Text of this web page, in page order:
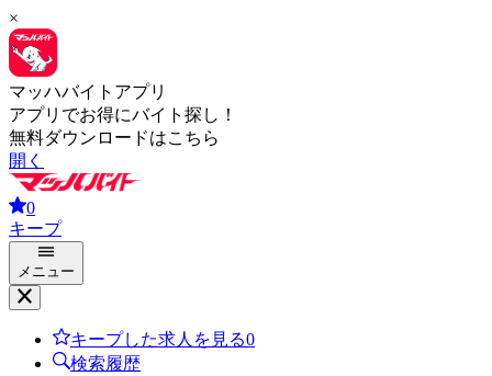
×
マッハバイトアプリ
アプリでお得にバイト探し！
無料ダウンロードはこちら
開く
0
キープ
メニュー
キープした求人を見る0
検索履歴